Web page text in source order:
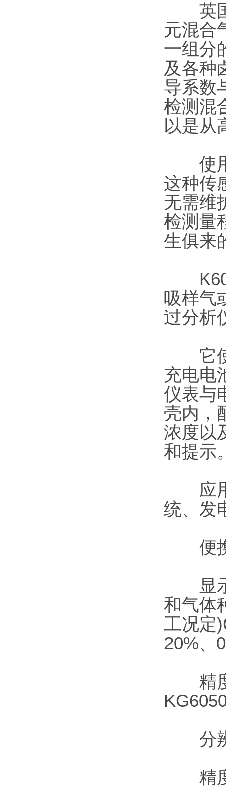
英国
元混合
一组分
及各种
导系数
检测混
以是从
使用
这种传
无需维
检测量
生俱来
吸样气
过分析
它使
充电电
仪表与
壳内，
浓度以
和提示
应用
统、发
便携
显示
和气体
工况定
20%、
精度(
分辨
精度